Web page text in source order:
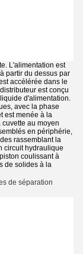
L'alimentation est
partir du dessus par
accélérée dans le
est conçu
d'alimentation.
avec la phase
est menée à la
au moyen
en périphérie,
rassemblant la
circuit hydraulique
coulissant à
de solides à la
de séparation